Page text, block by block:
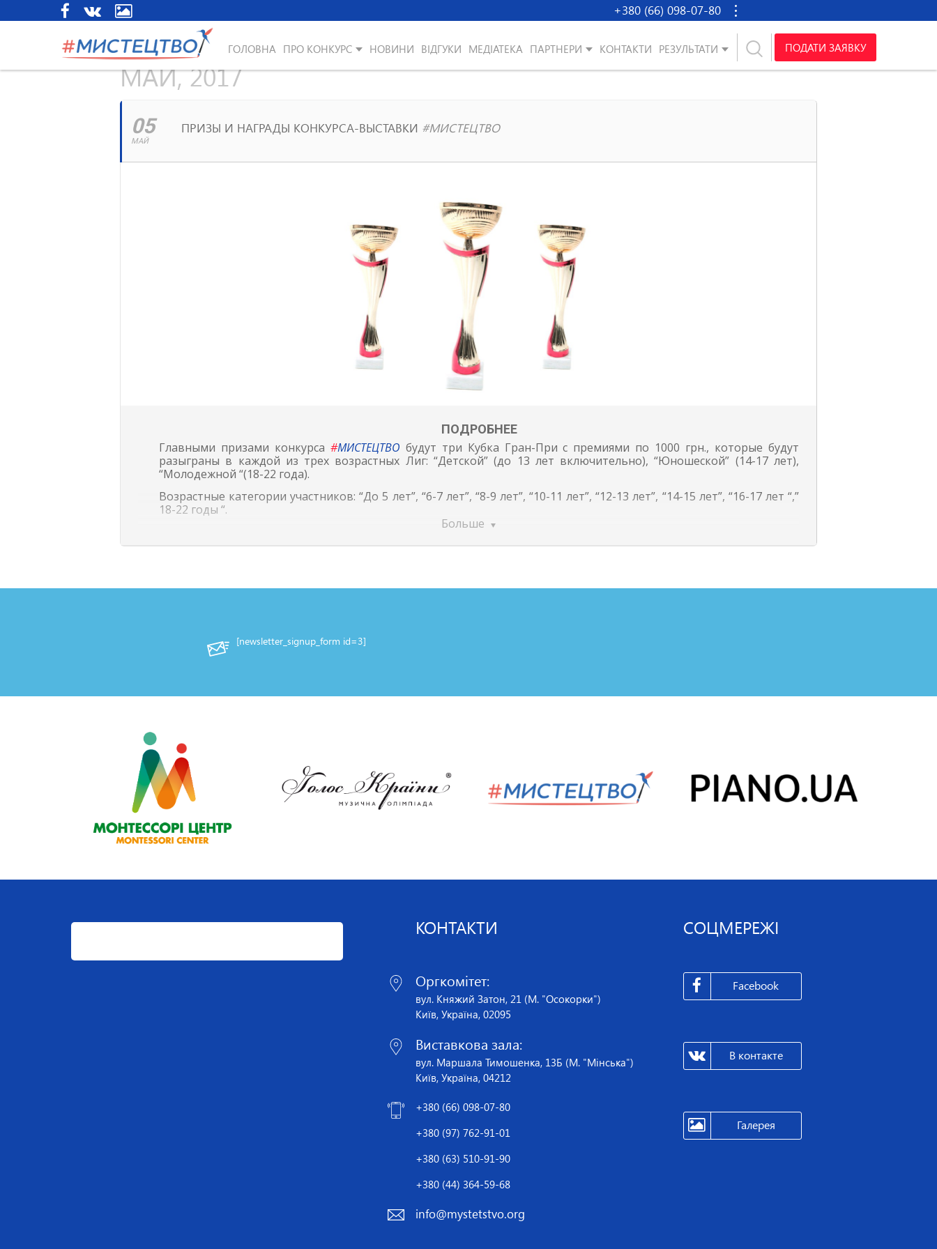
+380 (66) 098-07-80
ГОЛОВНА ПРО КОНКУРС НОВИНИ ВІДГУКИ МЕДІАТЕКА ПАРТНЕРИ КОНТАКТИ РЕЗУЛЬТАТИ ПОДАТИ ЗАЯВКУ
МАЙ, 2017
05
МАЙ
ПРИЗЫ И НАГРАДЫ КОНКУРСА-ВЫСТАВКИ #МИСТЕЦТВО
Больше
ПОДРОБНЕЕ
Главными призами конкурса #МИСТЕЦТВО будут три Кубка Гран-При с премиями по 1000 грн., которые будут
разыграны в каждой из трех возрастных Лиг: “Детской” (до 13 лет включительно), “Юношеской” (14-17 лет),
“Молодежной “(18-22 года).
Возрастные категории участников: “До 5 лет”, “6-7 лет”, “8-9 лет”, “10-11 лет”, “12-13 лет”, “14-15 лет”, “16-17 лет “,”
18-22 годы “.
Победители во всех номинациях и всех возрастных категориях получат кубки, медали, дипломы и звания
лауреатов и дипломантов Всеукраинского конкурса-выставки художественных произведений детей и молодежи
[newsletter_signup_form id=3]
КОНТАКТИ
Оргкомітет:
вул. Княжий Затон, 21 (М. "Осокорки")
Київ, Україна, 02095
Виставкова зала:
вул. Маршала Тимошенка, 13Б (М. "Мінська")
Київ, Україна, 04212
+380 (66) 098-07-80
+380 (97) 762-91-01
+380 (63) 510-91-90
+380 (44) 364-59-68
info@mystetstvo.org
СОЦМЕРЕЖІ
Facebook
В контакте
Галерея